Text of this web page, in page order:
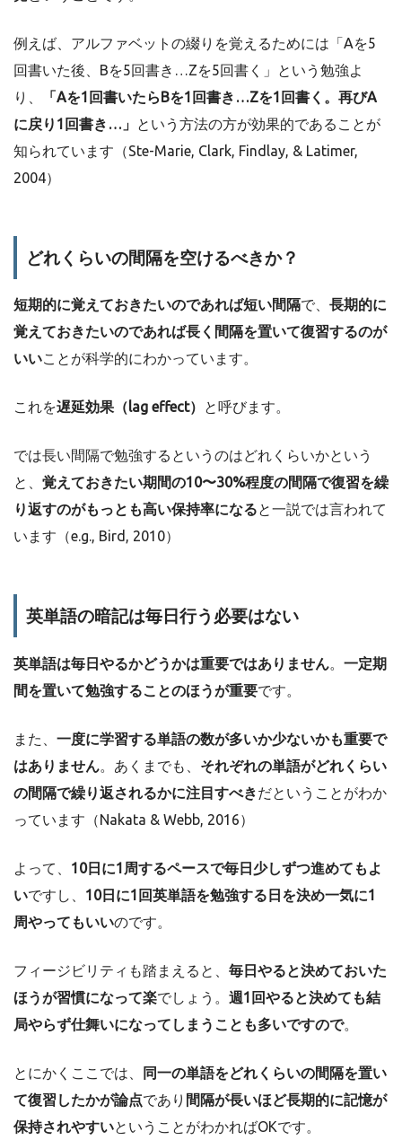
例えば、アルファベットの綴りを覚えるためには「Aを5
回書いた後、Bを5回書き…Zを5回書く」という勉強よ
り、
「Aを1回書いたらBを1回書き…Zを1回書く。再びA
に戻り1回書き…」 という方法の方が効果的であることが
知られています（Ste-Marie, Clark, Findlay, & Latimer,
2004）
どれくらいの間隔を空けるべきか？
短期的に覚えておきたいのであれば短い間隔で、 長期的に
覚えておきたいのであれば長く間隔を置いて復習するのが
いいことが科学的にわかっています。
これを遅延効果（lag effect） と呼びます。
では長い間隔で勉強するというのはどれくらいかという
と、 覚えておきたい期間の10〜30%程度の間隔で復習を繰
り返すのがもっとも高い保持率になると一説では言われて
います（e.g., Bird, 2010）
英単語の暗記は毎日行う必要はない
英単語は毎日やるかどうかは重要ではありません。 一定期
間を置いて勉強することのほうが重要です。
また、 一度に学習する単語の数が多いか少ないかも重要で
はありません。あくまでも、 それぞれの単語がどれくらい
の間隔で繰り返されるかに注目すべきだということがわか
っています（Nakata & Webb, 2016）
よって、 10日に1周するペースで毎日少しずつ進めてもよ
いですし、 10日に1回英単語を勉強する日を決め一気に1
周やってもいいのです。
フィージビリティも踏まえると、 毎日やると決めておいた
ほうが習慣になって楽でしょう。 週1回やると決めても結
局やらず仕舞いになってしまうことも多いですので。
とにかくここでは、
同一の単語をどれくらいの間隔を置い
て復習したかが論点であり 間隔が長いほど長期的に記憶が
保持されやすいということがわかればOKです。